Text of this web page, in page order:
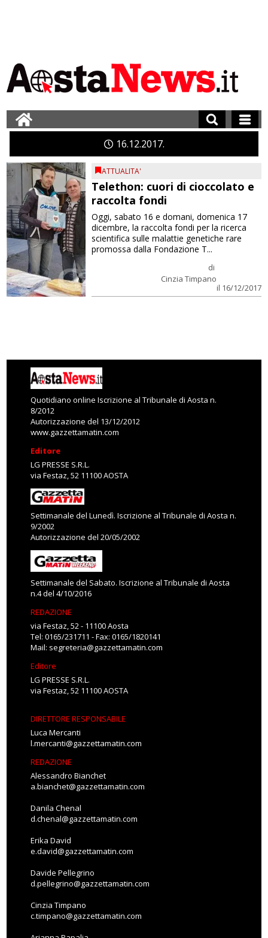
16 12 2017
ATTUALITA'
Telethon: cuori di cioccolato e
raccolta fondi
di
Cinzia Timpano
il 16/12/2017
Oggi, sabato 16 e domani, domenica 17
dicembre, la raccolta fondi per la ricerca
scientifica sulle malattie genetiche rare
promossa dalla Fondazione T...
Quotidiano online Iscrizione al Tribunale di Aosta n.
8/2012
Autorizzazione del 13/12/2012
www.gazzettamatin.com
Editore
LG PRESSE S.R.L.
via Festaz, 52 11100 AOSTA
Settimanale del Lunedì. Iscrizione al Tribunale di Aosta n.
9/2002
Autorizzazione del 20/05/2002
Settimanale del Sabato. Iscrizione al Tribunale di Aosta
n.4 del 4/10/2016
REDAZIONE
via Festaz, 52 - 11100 Aosta
Tel: 0165/231711 - Fax: 0165/1820141
Mail: segreteria@gazzettamatin.com
Editore
LG PRESSE S.R.L.
via Festaz, 52 11100 AOSTA
DIRETTORE RESPONSABILE
Luca Mercanti
l.mercanti@gazzettamatin.com
REDAZIONE
Alessandro Bianchet
a.bianchet@gazzettamatin.com
Danila Chenal
d.chenal@gazzettamatin.com
Erika David
e.david@gazzettamatin.com
Davide Pellegrino
d.pellegrino@gazzettamatin.com
Cinzia Timpano
c.timpano@gazzettamatin.com